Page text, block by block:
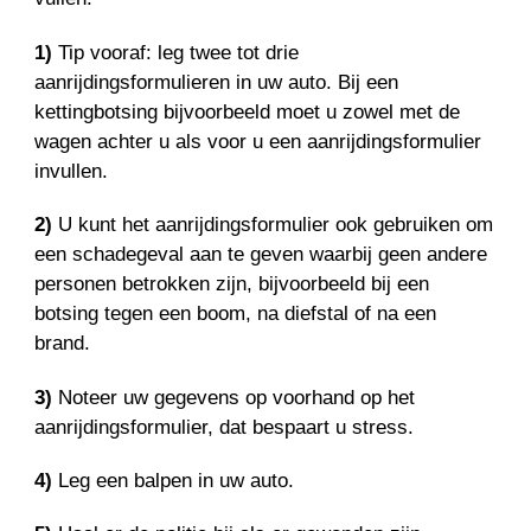
1) Tip vooraf: leg twee tot drie
aanrijdingsformulieren in uw auto. Bij een
kettingbotsing bijvoorbeeld moet u zowel met de
wagen achter u als voor u een aanrijdingsformulier
invullen.
2) U kunt het aanrijdingsformulier ook gebruiken om
een schadegeval aan te geven waarbij geen andere
personen betrokken zijn, bijvoorbeeld bij een
botsing tegen een boom, na diefstal of na een
brand.
3) Noteer uw gegevens op voorhand op het
aanrijdingsformulier, dat bespaart u stress.
4) Leg een balpen in uw auto.